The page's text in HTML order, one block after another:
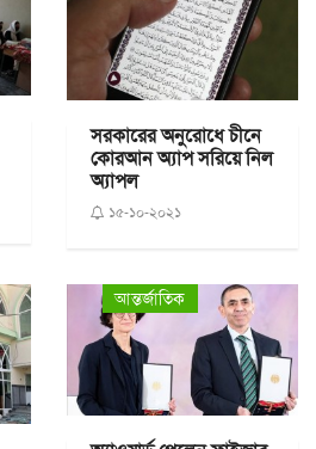
সরকারের অনুরোধে চীনে
কোরআন অ্যাপ সরিয়ে নিল
অ্যাপল
১৫-১০-২০২১
আন্তর্জাতিক